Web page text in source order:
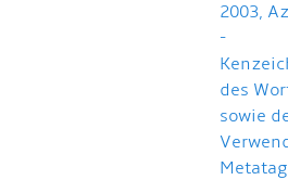
2003,
-
des
sowie